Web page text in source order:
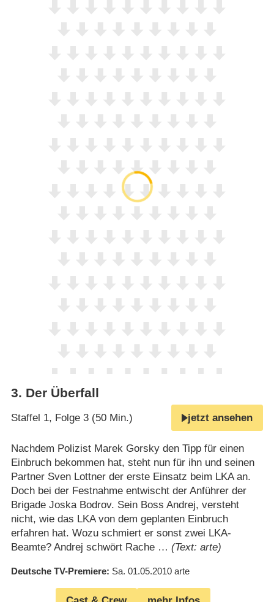
3. Der Überfall
Staffel 1, Folge 3 (50 Min.) jetzt ansehen
Nachdem Polizist Marek Gorsky den Tipp für einen
Einbruch bekommen hat, steht nun für ihn und seinen
Partner Sven Lottner der erste Einsatz beim LKA an.
Doch bei der Festnahme entwischt der Anführer der
Brigade Joska Bodrov. Sein Boss Andrej, versteht
nicht, wie das LKA von dem geplanten Einbruch
erfahren hat. Wozu schmiert er sonst zwei LKA-
Beamte? Andrej schwört Rache … (Text: arte)
Deutsche TV-Premiere Sa. 01.05.2010 arte